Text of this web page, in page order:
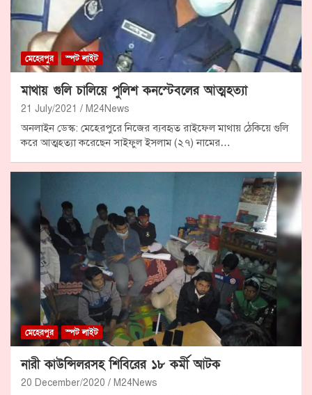
মেহেরপুর স্পট লাইট
মাথায় গুলি চালিয়ে পুলিশ কনস্টেবলের আত্মহত্যা
21 July/2021 M24News
অনলাইন ডেস্ক: মেহেরপুরে নিজের ব্যবহৃত রাইফেল মাথায় ঠেকিয়ে গুলি
করে আত্মহত্যা করেছেন সাইফুল ইসলাম (২৭) নামের…
মেহেরপুর স্পট লাইট
নারী কাউন্সিলরসহ শিবিরের ১৮ কর্মী আটক
20 December/2020 M24News